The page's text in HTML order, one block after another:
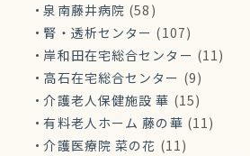
泉南藤井病院 (58)
腎・透析センター (107)
岸和田在宅総合センター (11)
高石在宅総合センター (9)
介護老人保健施設 華 (15)
有料老人ホーム 藤の華 (11)
介護医療院 菜の花 (11)